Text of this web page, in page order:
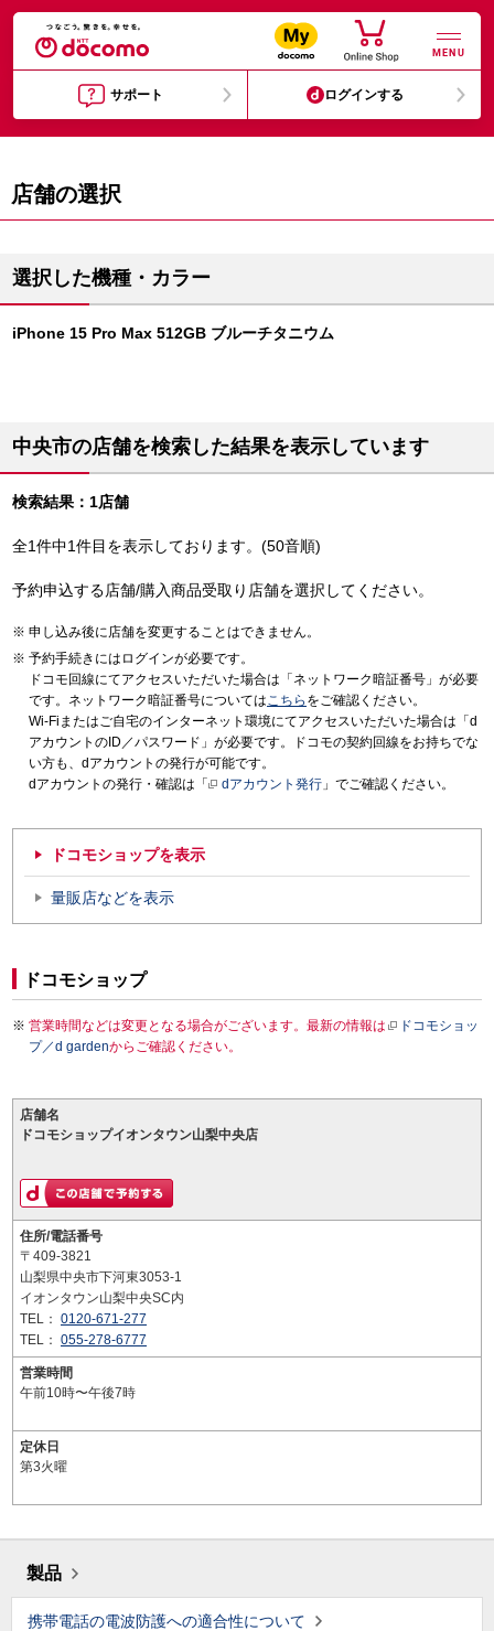
MENU
サポート ログインする
店舗の選択
選択した機種・カラー
iPhone 15 Pro Max 512GB ブルーチタニウム
中央市の店舗を検索した結果を表示しています
検索結果：1店舗
全1件中1件目を表示しております。(50音順)
予約申込する店舗/購入商品受取り店舗を選択してください。
申し込み後に店舗を変更することはできません。
予約手続きにはログインが必要です。
ドコモ回線にてアクセスいただいた場合は「ネットワーク暗証番号」が必要
です。ネットワーク暗証番号についてはこちら をご確認ください。
Wi-Fiまたはご自宅のインターネット環境にてアクセスいただいた場合は「d
アカウントのID／パスワード」が必要です。ドコモの契約回線をお持ちでな
い方も、dアカウントの発行が可能です。
dアカウントの発行・確認は「
dアカウント発行 」でご確認ください。
ドコモショップを表示
量販店などを表示
ドコモショップ
営業時間などは変更となる場合がございます。最新の情報は
ドコモショッ
プ／d gardenからご確認ください。
店舗名
ドコモショップイオンタウン山梨中央店
住所/電話番号
〒409-3821
山梨県中央市下河東3053-1
イオンタウン山梨中央SC内
TEL： 0120-671-277
TEL： 055-278-6777
営業時間
午前10時〜午後7時
定休日
第3火曜
製品
携帯電話の電波防護への適合性について